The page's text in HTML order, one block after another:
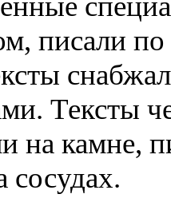
писали
Тексты
на камне,
сосудах.